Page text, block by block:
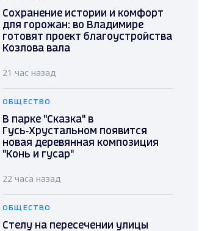
Сохранение истории и комфорт
для горожан: во Владимире
готовят проект благоустройства
Козлова вала
21 час назад
ОБЩЕСТВО
В парке "Сказка" в
Гусь‑Хрустальном появится
новая деревянная композиция
"Конь и гусар"
22 часа назад
ОБЩЕСТВО
Стелу на пересечении улицы